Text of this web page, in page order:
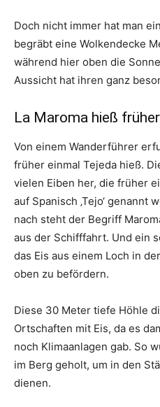
Doch nicht immer hat man
begräbt eine Wolkendecke
während hier oben die
Aussicht hat ihren ganz
La Maroma hieß
Von einem Wanderführer
früher einmal Tejeda hieß.
vielen Eiben her, die früher
auf Spanisch ‚Tejo‘ genannt
nach steht der Begriff
aus der Schifffahrt. Und ein
das Eis aus einem Loch in
oben zu befördern.
Diese 30 Meter tiefe Höhle
Ortschaften mit Eis, da es
noch Klimaanlagen gab. So
im Berg geholt, um in den
dienen.